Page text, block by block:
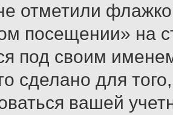
отметили
посещении» на
под своим
сделано для
вашей